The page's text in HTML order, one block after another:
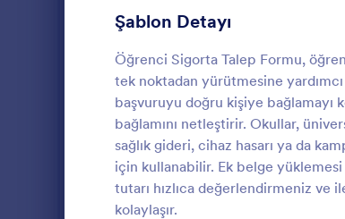
Şablon Detayı
Öğrenci Sigorta Talep Formu,
tek noktadan yürütmesine
başvuruyu doğru kişiye bağlamayı
bağlamını netleştirir. Okullar,
sağlık gideri, cihaz hasarı ya da
için kullanabilir. Ek belge
tutarı hızlıca değerlendirmeniz ve
kolaylaşır.
Oyun Formları
Sağlık Formları
İnsan Kaynakları Formları 659
BT Formları 130
Sigorta Formları 40
Insurance Claim Forms